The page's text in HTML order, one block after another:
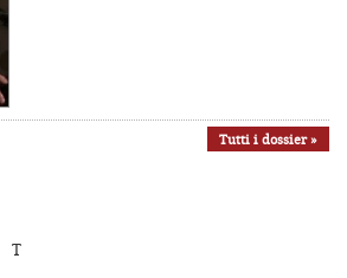
Tutti i dossier »
T